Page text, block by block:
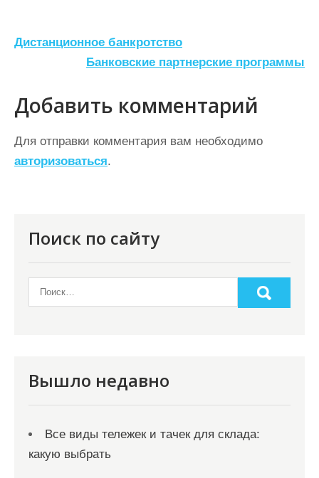
Н
в
и
г
а
м
Дистанционное банкротство
Банковские партнерские программы
Добавить комментарий
Для отправки комментария вам необходимо
авторизоваться.
Поиск по сайту
Вышло недавно
Все виды тележек и тачек для склада:
какую выбрать